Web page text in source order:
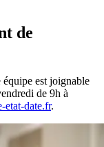
de
est joignable
de 9h à
etat-date.fr.